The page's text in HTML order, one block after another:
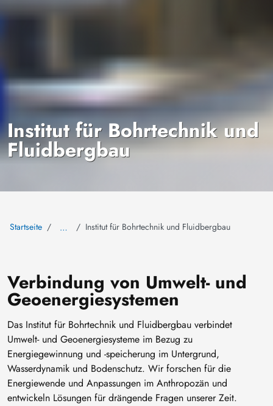
Institut für Bohrtechnik und
Fluidbergbau
Startseite … Institut für Bohrtechnik und Fluidbergbau
Verbindung von Umwelt- und
Geoenergiesystemen
Das Institut für Bohrtechnik und Fluidbergbau verbindet
Umwelt- und Geoenergiesysteme im Bezug zu
Energiegewinnung und -speicherung im Untergrund,
Wasserdynamik und Bodenschutz. Wir forschen für die
Energiewende und Anpassungen im Anthropozän und
entwickeln Lösungen für drängende Fragen unserer Zeit.